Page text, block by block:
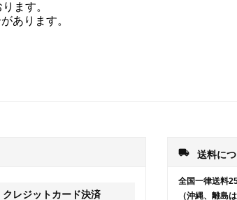
ます。
あります。
クレジットカード決済
local_shipping 送料に
全国一律送料
（沖縄、離島